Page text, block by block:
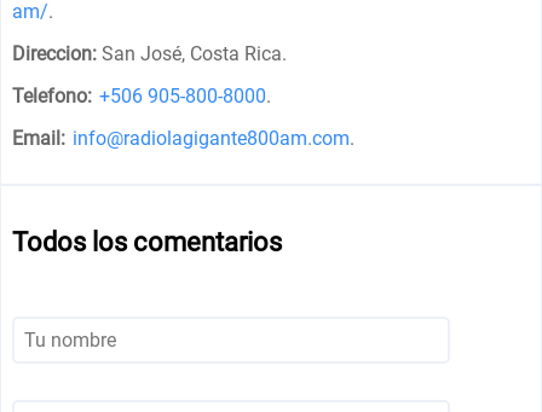
am/.
Direccion: San José, Costa Rica.
Telefono: +506 905-800-8000.
Email: info@radiolagigante800am.com.
Todos los comentarios